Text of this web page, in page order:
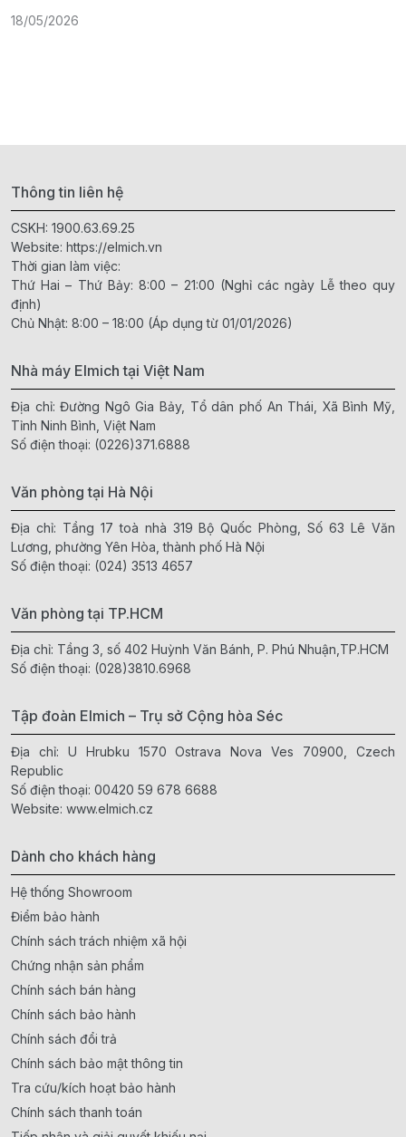
18/05/2026
Thông tin liên hệ
CSKH: 1900.63.69.25
Website: https://elmich.vn
Thời gian làm việc:
Thứ Hai – Thứ Bảy: 8:00 – 21:00 (Nghỉ các ngày Lễ theo quy
định)
Chủ Nhật: 8:00 – 18:00 (Áp dụng từ 01/01/2026)
Nhà máy Elmich tại Việt Nam
Địa chỉ: Đường Ngô Gia Bảy, Tổ dân phố An Thái, Xã Bình Mỹ,
Tỉnh Ninh Bình, Việt Nam
Số điện thoại: (0226)371.6888
Văn phòng tại Hà Nội
Địa chỉ: Tầng 17 toà nhà 319 Bộ Quốc Phòng, Số 63 Lê Văn
Lương, phường Yên Hòa, thành phố Hà Nội
Số điện thoại: (024) 3513 4657
Văn phòng tại TP.HCM
Địa chỉ: Tầng 3, số 402 Huỳnh Văn Bánh, P. Phú Nhuận,TP.HCM
Số điện thoại: (028)3810.6968
Tập đoàn Elmich – Trụ sở Cộng hòa Séc
Địa chỉ: U Hrubku 1570 Ostrava Nova Ves 70900, Czech
Republic
Số điện thoại: 00420 59 678 6688
Website: www.elmich.cz
Dành cho khách hàng
Hệ thống Showroom
Điểm bảo hành
Chính sách trách nhiệm xã hội
Chứng nhận sản phẩm
Chính sách bán hàng
Chính sách bảo hành
Chính sách đổi trả
Chính sách bảo mật thông tin
Tra cứu/kích hoạt bảo hành
Chính sách thanh toán